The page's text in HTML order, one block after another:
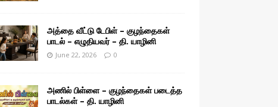
அத்தை வீட்டு டேபிள் – குழந்தைகள்
பாடல் – எழுதியவர் – தி. யாழினி
June 22, 2026 0
அணில் பிள்ளை – குழந்தைகள் படைத்த
பாடல்கள் – தி. யாழினி